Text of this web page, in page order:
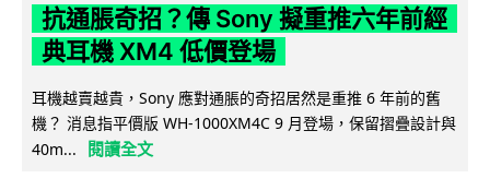
抗通脹奇招？傳 Sony 擬重推六年前經
典耳機 XM4 低價登場
耳機越賣越貴，Sony 應對通脹的奇招居然是重推 6 年前的舊
機？ 消息指平價版 WH-1000XM4C 9 月登場，保留摺疊設計與
40m...
閱讀全文